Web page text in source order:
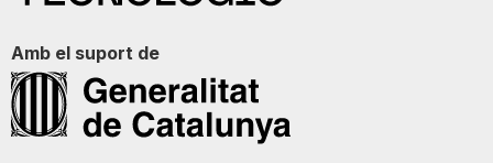
Amb el suport de